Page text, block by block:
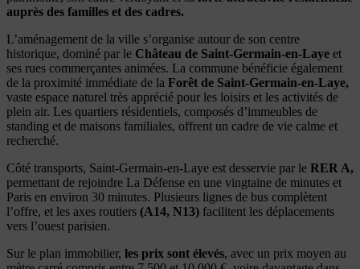
auprès des familles et des cadres.
L’aménagement de la ville s’organise autour de son centre
historique, dominé par le Château de Saint-Germain-en-Laye et
ses rues commerçantes animées. La commune bénéficie également
de la proximité immédiate de la Forêt de Saint-Germain-en-Laye,
vaste espace naturel très apprécié pour les loisirs et les activités de
plein air. Les quartiers résidentiels, composés d’immeubles de
standing et de maisons familiales, offrent un cadre de vie calme et
recherché.
Côté transports, Saint-Germain-en-Laye est desservie par le RER A,
permettant de rejoindre La Défense en une vingtaine de minutes et
Paris en environ 30 minutes. Plusieurs lignes de bus complètent
l’offre, et les axes routiers (A14, N13) facilitent les déplacements
vers l’ouest parisien.
Sur le plan immobilier, les prix sont élevés, avec un prix moyen au